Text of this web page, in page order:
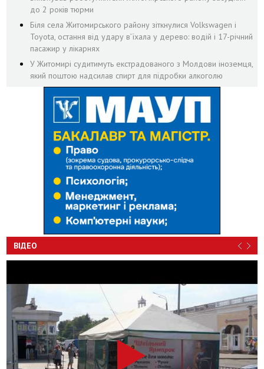
до 2 років тюрми
Біля села Житомирського району зіткнулися Volkswagen і
Toyota, остання від удару вʼїхала у дерево: водій і 17-річний
пасажир у лікарнях
У Житомирі судитимуть екстрадованого з Молдови іноземця,
який поштою надсилав спирт для підробки алкоголю
ВІДЕО